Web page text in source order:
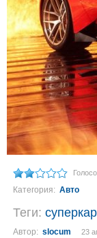
Категория: Авто
Теги: суперкар
Автор: slocum 23